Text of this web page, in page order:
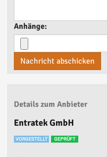
Anhänge:
Nachricht abschicken
Details zum Anbieter
Entratek GmbH